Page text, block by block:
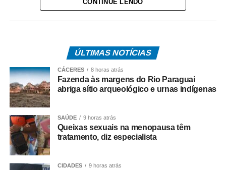
desde o século XVIII.
econômico de Mato Grosso e a atual atividade turística no
Pantanal.
CONTINUE LENDO
ÚLTIMAS NOTÍCIAS
CÁCERES 8 horas atrás
Fazenda às margens do Rio Paraguai
abriga sítio arqueológico e urnas indígenas
SAÚDE 9 horas atrás
Queixas sexuais na menopausa têm
tratamento, diz especialista
CIDADES 9 horas atrás